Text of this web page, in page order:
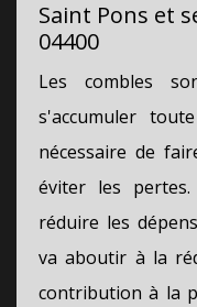
Saint Pons et
04400
Les combles
s'accumuler
nécessaire de
éviter les
réduire les
va aboutir à la
contribution à la